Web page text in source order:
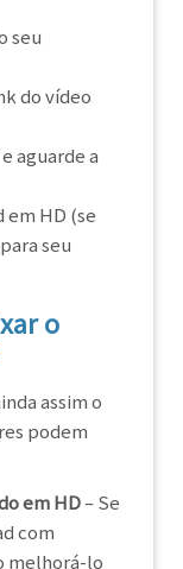
seu
do vídeo
aguarde a
em HD (se
seu
o
assim o
podem
em HD– Se
com
melhorá-lo